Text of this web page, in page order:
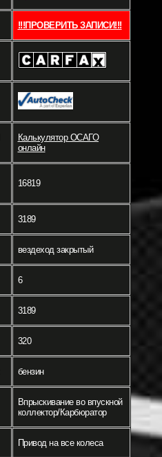
!!!ПРОВЕРИТЬ ЗАПИСИ!!!
Калькулятор ОСАГО
онлайн
16819
3189
вездеход закрытый
6
3189
320
бензин
Впрыскивание во впускной
коллектор/Карбюратор
Привод на все колеса